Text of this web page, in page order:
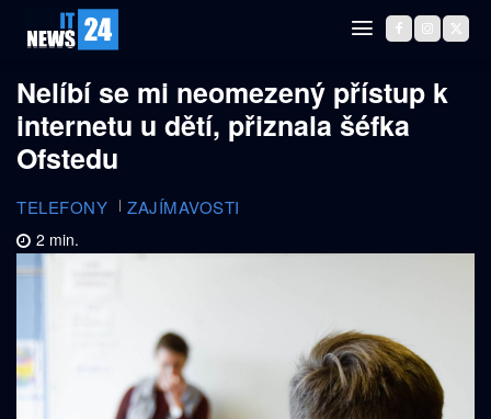
Nelíbí se mi neomezený přístup k
internetu u dětí, přiznala šéfka
Ofstedu
TELEFONY ZAJÍMAVOSTI
2 min.